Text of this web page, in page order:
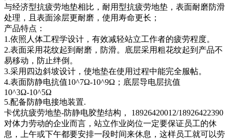
与经济型抗疲劳地垫相比，耐用型抗疲劳地垫，表面耐磨防滑
处理，且表面涂层更耐磨，使用寿命更长；
产品特点：
1.依照人体工程学设计，有效减轻站立工作者的疲劳程度。
2.表面采用花纹起到耐磨，防滑。底层采用粗花纹起到产品不
易移动，防止绊倒。
3.采用四边斜坡设计，使地垫在使用过程中能完全服帖。
4.表面防静电抗值10^7Ω-10^9Ω；底层导电层抗值
10^3Ω-10^5Ω
5.配备防静电接地装置.
卡优抗疲劳地垫-防静电胶垫结构， 18926420012/18926422390
对体力劳动的企业而言，站立作业岗位一定要保证员工的休
息，上午或下午都要安排一段时间来休息，这样员工就可以劳